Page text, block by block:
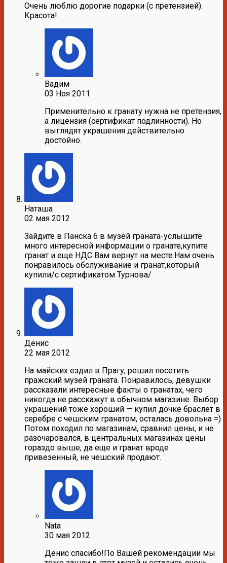
Очень люблю дорогие подарки (с претензией).
Красота!
Вадим
03 Ноя 2011
Применительно к гранату нужна не претензия,
а лицензия (сертификат подлинности). Но
выглядят украшения действительно
достойно.
Наташа
02 мая 2012
Зайдите в Панска 6 в музей граната-услышите
много интересной информации о гранате,купите
гранат и еще НДС Вам вернут на месте.Нам очень
понравилось обслуживание и гранат,который
купили/с сертификатом Турнова/
Денис
22 мая 2012
На майских ездил в Прагу, решил посетить
пражский музей граната. Понравилось, девушки
рассказали интересные факты о гранатах, чего
никогда не расскажут в обычном магазине. Выбор
украшений тоже хороший — купил дочке браслет в
серебре с чешским гранатом, осталась довольна =)
Потом походил по магазинам, сравнил цены, и не
разочаровался, в центральных магазинах цены
гораздо выше, да еще и гранат вроде
привезенный, не чешский продают.
Nata
30 мая 2012
Денис спасибо!По Вашей рекомендации мы